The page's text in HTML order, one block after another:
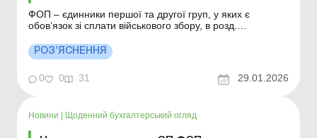
ФОП – єдинники першої та другої груп, у яких є
обов’язок зі сплати військового збору, в розд.
проставляють відмітку «Х», яка не залежить від
своєчасності сплати військового збору, а у рядку 22
РОЗ’ЯСНЕННЯ
0 0 31 29.01.2026
Новини | Щоденний бухгалтерський огляд